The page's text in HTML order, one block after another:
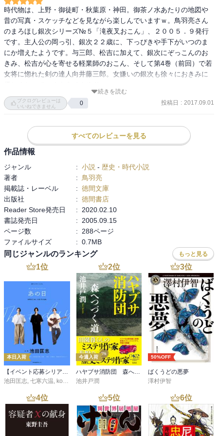
時代物は、上野・御徒町・秋葉原・神田。御茶ノ水あたりの地図や
昔の写真・スケッチなどを見ながら楽しんでいますｗ。鳥羽亮さん
のまろほし銀次シリーズ№５「滝夜叉おこん」、２００５．９発行
です。主人公の岡っ引、銀次２２歳に、下っぴきや手下がいつのま
にか増えたようです。与三郎、松吉に加えて、銀次にぞっこんのお
きみ、松吉が心を寄せる軽業師のおこん、そして第4巻（前回）で若
女将に惚れた剣の達人向井藤三郎。女嫌いの銀次も徐々におきみに
続きを読む
ブクログレビューは
いいねできません
0 投稿日 : 2017.09.01
すべてのレビューを見る
作品情報
ジャンル : 小説 - 歴史・時代小説
著者
:
鳥羽亮
掲載誌・レーベル
: 徳間文庫
出版社
: 徳間書店
Reader Store発売日
:
2020.02.10
書誌発売日
:
2005.09.15
ページ数
:
288ページ
ファイルサイズ
: 0.7MB
同じジャンルのランキング もっと見る
1位
本日入荷
【イベント応募シリアルコード付】池田匡志出演・オーディオフォトブック「あの日」SPECIAL EDITION（音声／動画付）
池田匡志, 七寒六温, konoko58 ,村崎キコ
2位
今週入荷
ハヤブサ消防団 森へつづく道
池井戸潤
3位
50%OFF
ばくうどの悪夢
澤村伊智
4位 5位 6位